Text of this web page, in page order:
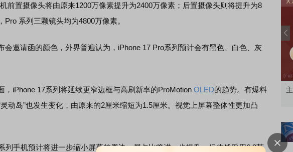
置摄像头将由原来1200万像素提升为2400万像素；后置摄像头则将提升为8
系列三颗镜头均为4800万像素。
邀请函的颜色，外界普遍认为，iPhone 17 Pro系列预计会有黑色、白色、灰
iPhone 17系列将延续更窄边框与高刷新率的ProMotion OLED的趋势。有爆料
动岛”也发生变化，由原来的2厘米缩短为1.5厘米。视觉上屏幕整体性更加凸
手机预计将进一步缩小屏幕的黑边，屏占比将进一步提升。但依然采用6.9英
知道：CRO领涨，有亮点有分化 午间论市